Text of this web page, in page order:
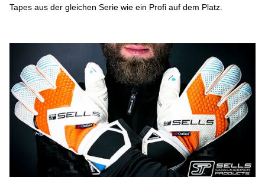
Tapes aus der gleichen Serie wie ein Profi auf dem Platz.